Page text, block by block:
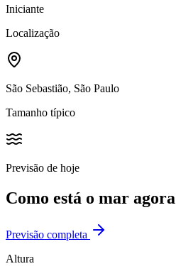
Iniciante
Localização
São Sebastião, São Paulo
Tamanho típico
Previsão de hoje
Como está o mar agora
Previsão completa
Altura